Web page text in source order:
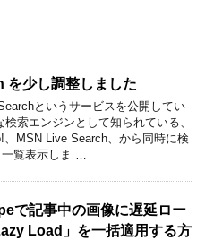
を少し調整しました
というサービスを公開してい
検索エンジンとして知られている、
、MSN Live Search、から同時に検
一覧表示しま …
で記事中の画像に遅延ロー
Load」を一括適用する方